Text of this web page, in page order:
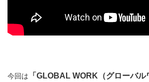
今回は 「GLOBAL WORK（グローバ